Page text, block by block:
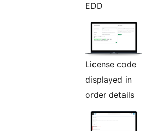
EDD
License code
displayed in
order details